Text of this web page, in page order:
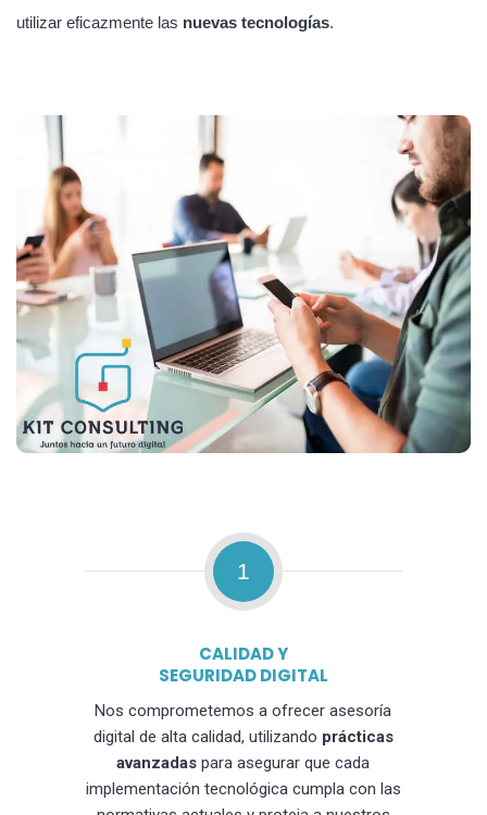
utilizar eficazmente las nuevas tecnologías.
1
CALIDAD Y
SEGURIDAD DIGITAL
Nos comprometemos a ofrecer asesoría
digital de alta calidad, utilizando prácticas
avanzadas para asegurar que cada
implementación tecnológica cumpla con las